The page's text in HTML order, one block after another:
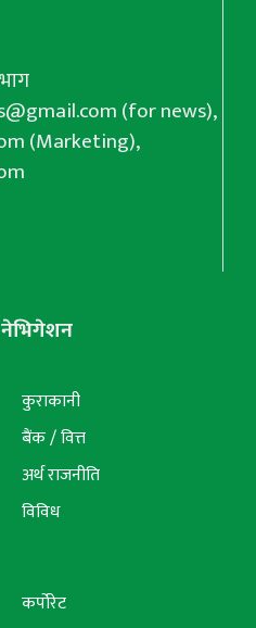
(for news),
(Marketing),
कुराकानी
बैंक / वित्त
अर्थ राजनीति
विविध
कर्पोरेट